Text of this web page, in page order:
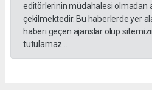
editörlerinin müdahalesi olmadan
çekilmektedir. Bu haberlerde yer
haberi geçen ajanslar olup
tutulamaz...